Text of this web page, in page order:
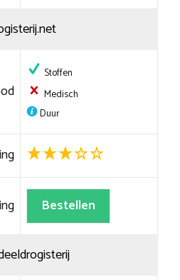
Stoffen
Medisch
Duur
Bestellen